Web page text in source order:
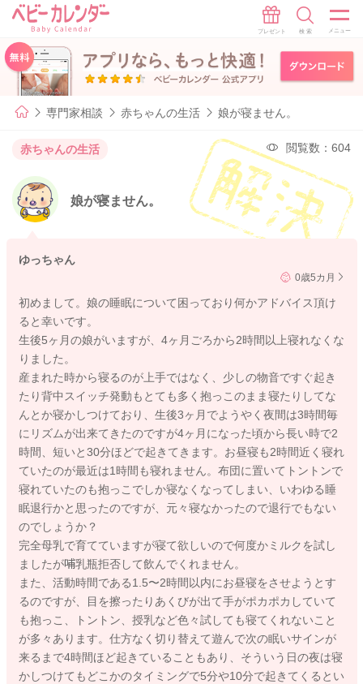
専門家相談 赤ちゃんの生活 娘が寝ません。
赤ちゃんの生活 閲覧数：604
娘が寝ません。
ゆっちゃん
0歳5カ月
初めまして。娘の睡眠について困っており何かアドバイス頂け
ると幸いです。
生後5ヶ月の娘がいますが、4ヶ月ごろから2時間以上寝れなくな
りました。
産まれた時から寝るのが上手ではなく、少しの物音ですぐ起き
たり背中スイッチ発動もとても多く抱っこのまま寝たりしてな
んとか寝かしつけており、生後3ヶ月でようやく夜間は3時間毎
にリズムが出来てきたのですが4ヶ月になった頃から長い時で2
時間、短いと30分ほどで起きてきます。お昼寝も2時間近く寝れ
ていたのが最近は1時間も寝れません。布団に置いてトントンで
寝れていたのも抱っこでしか寝なくなってしまい、いわゆる睡
眠退行かと思ったのですが、元々寝なかったので退行でもない
のでしょうか？
完全母乳で育てていますが寝て欲しいので何度かミルクを試し
ましたが哺乳瓶拒否して飲んでくれません。
また、活動時間である1.5〜2時間以内にお昼寝をさせようとす
るのですが、目を擦ったりあくびが出て手がポカポカしていて
も抱っこ、トントン、授乳など色々試しても寝てくれないこと
が多々あります。仕方なく切り替えて遊んで次の眠いサインが
来るまで4時間ほど起きていることもあり、そういう日の夜は寝
かしつけてもどこかのタイミングで5分や10分で起きてくるとい